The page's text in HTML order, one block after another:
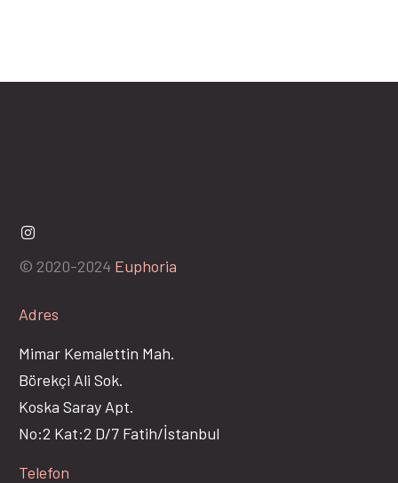
© 2020-2024 Euphoria
Adres
Mimar Kemalettin Mah.
Börekçi Ali Sok.
Koska Saray Apt.
No:2 Kat:2 D/7 Fatih/İstanbul
Telefon